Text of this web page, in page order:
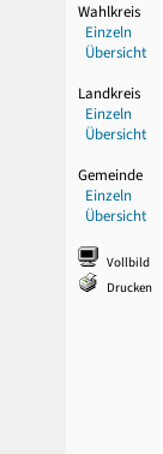
Wahlkreis
Einzeln
Übersicht
Landkreis
Einzeln
Übersicht
Gemeinde
Einzeln
Übersicht
Vollbild
Drucken